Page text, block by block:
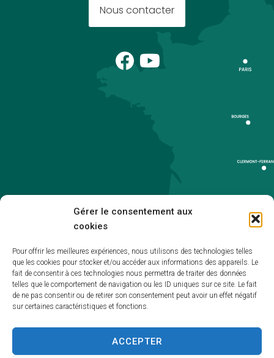
Gérer le consentement aux
cookies
Pour offrir les meilleures expériences, nous utilisons des technologies telles
que les cookies pour stocker et/ou accéder aux informations des appareils. Le
fait de consentir à ces technologies nous permettra de traiter des données
telles que le comportement de navigation ou les ID uniques sur ce site. Le fait
de ne pas consentir ou de retirer son consentement peut avoir un effet négatif
sur certaines caractéristiques et fonctions.
ACCEPTER
Nous contacter
Accessibilité